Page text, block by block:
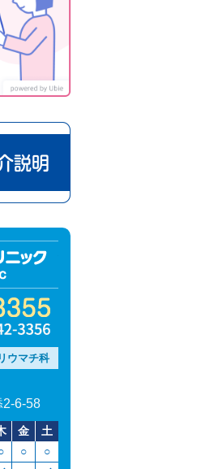
ウマチ科
2-6-58
金
土
○
○